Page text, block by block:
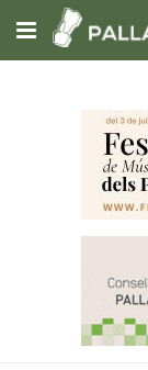
Subscriu-t'hi
Portada